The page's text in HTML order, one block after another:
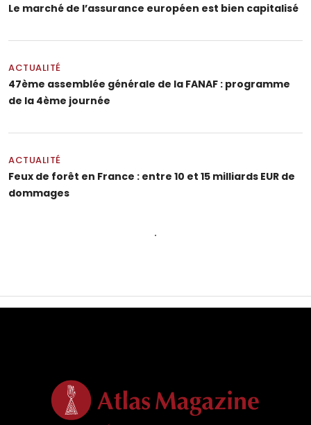
Le marché de l’assurance européen est bien capitalisé
ACTUALITÉ
47ème assemblée générale de la FANAF : programme
de la 4ème journée
ACTUALITÉ
Feux de forêt en France : entre 10 et 15 milliards EUR de
dommages